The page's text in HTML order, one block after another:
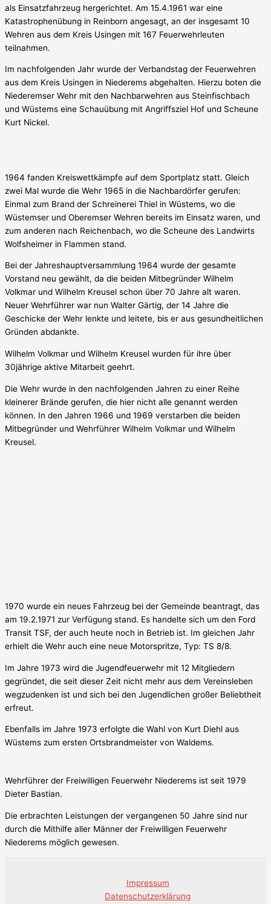
als Einsatzfahrzeug hergerichtet. Am 15.4.1961 war eine
Katastrophenübung in Reinborn angesagt, an der insgesamt 10
Wehren aus dem Kreis Usingen mit 167 Feuerwehrleuten
teilnahmen.
Im nachfolgenden Jahr wurde der Verbandstag der Feuerwehren
aus dem Kreis Usingen in Niederems abgehalten. Hierzu boten die
Niederemser Wehr mit den Nachbarwehren aus Steinfischbach
und Wüstems eine Schauübung mit Angriffsziel Hof und Scheune
Kurt Nickel.
1964 fanden Kreiswettkämpfe auf dem Sportplatz statt. Gleich
zwei Mal wurde die Wehr 1965 in die Nachbardörfer gerufen:
Einmal zum Brand der Schreinerei Thiel in Wüstems, wo die
Wüstemser und Oberemser Wehren bereits im Einsatz waren, und
zum anderen nach Reichenbach, wo die Scheune des Landwirts
Wolfsheimer in Flammen stand.
Bei der Jahreshauptversammlung 1964 wurde der gesamte
Vorstand neu gewählt, da die beiden Mitbegründer Wilhelm
Volkmar und Wilhelm Kreusel schon über 70 Jahre alt waren.
Neuer Wehrführer war nun Walter Gärtig, der 14 Jahre die
Geschicke der Wehr lenkte und leitete, bis er aus gesundheitlichen
Gründen abdankte.
Wilhelm Volkmar und Wilhelm Kreusel wurden für ihre über
30jährige aktive Mitarbeit geehrt.
Die Wehr wurde in den nachfolgenden Jahren zu einer Reihe
kleinerer Brände gerufen, die hier nicht alle genannt werden
können. In den Jahren 1966 und 1969 verstarben die beiden
Mitbegründer und Wehrführer Wilhelm Volkmar und Wilhelm
Kreusel.
1970 wurde ein neues Fahrzeug bei der Gemeinde beantragt, das
am 19.2.1971 zur Verfügung stand. Es handelte sich um den Ford
Transit TSF, der auch heute noch in Betrieb ist. Im gleichen Jahr
erhielt die Wehr auch eine neue Motorspritze, Typ: TS 8/8.
Im Jahre 1973 wird die Jugendfeuerwehr mit 12 Mitgliedern
gegründet, die seit dieser Zeit nicht mehr aus dem Vereinsleben
wegzudenken ist und sich bei den Jugendlichen großer Beliebtheit
erfreut.
Ebenfalls im Jahre 1973 erfolgte die Wahl von Kurt Diehl aus
Wüstems zum ersten Ortsbrandmeister von Waldems.
Wehrführer der Freiwilligen Feuerwehr Niederems ist seit 1979
Dieter Bastian.
Die erbrachten Leistungen der vergangenen 50 Jahre sind nur
durch die Mithilfe aller Männer der Freiwilligen Feuerwehr
Niederems möglich gewesen.
Impressum
Datenschutzerklärung